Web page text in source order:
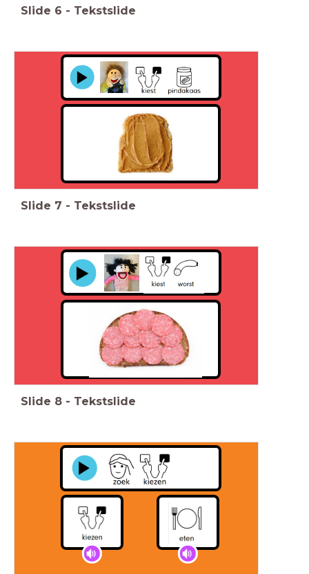
Slide 6 - Tekstslide
Slide 7 - Tekstslide
Slide 8 - Tekstslide